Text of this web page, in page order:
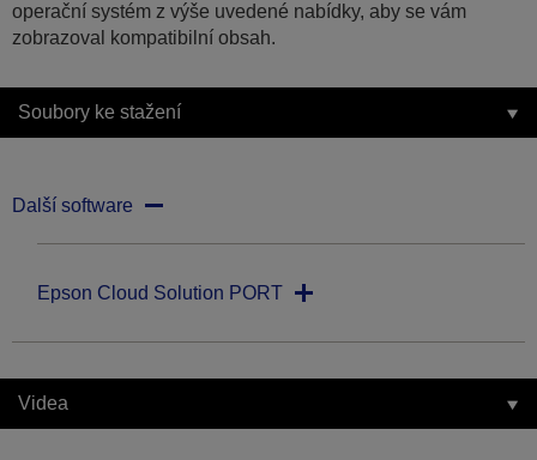
operační systém z výše uvedené nabídky, aby se vám
zobrazoval kompatibilní obsah.
Soubory ke stažení
Další software
Epson Cloud Solution PORT
Videa